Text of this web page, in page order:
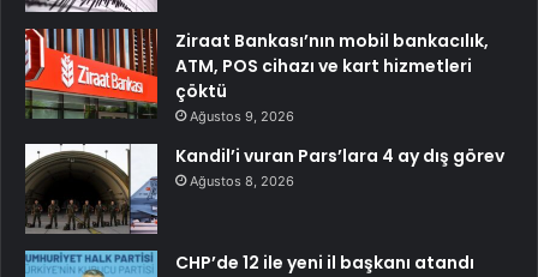
Ziraat Bankası’nın mobil bankacılık,
ATM, POS cihazı ve kart hizmetleri
çöktü
Ağustos 9, 2026
Kandil’i vuran Pars’lara 4 ay dış görev
Ağustos 8, 2026
CHP’de 12 ile yeni il başkanı atandı